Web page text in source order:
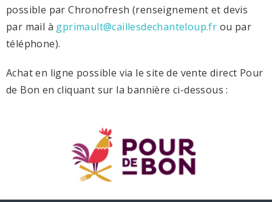
possible par Chronofresh (renseignement et devis
par mail à gprimault@caillesdechanteloup.fr ou par
téléphone).
Achat en ligne possible via le site de vente direct Pour
de Bon en cliquant sur la bannière ci-dessous :